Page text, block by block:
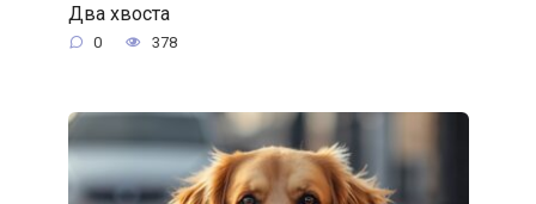
Два хвоста
0 378